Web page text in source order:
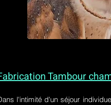
Tambour
l'intimité d'unséjour